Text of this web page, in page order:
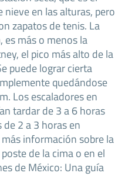
en las alturas, pero
zapatos de tenis. La
más o menos la
el pico más alto de la
puede lograr cierta
quedándose
Los escaladores en
tardar de 3 a 6 horas
2 a 3 horas en
información sobre la
de la cima o en el
de México: Una guía